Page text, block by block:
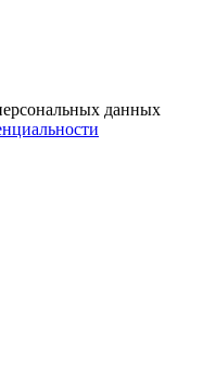
данных